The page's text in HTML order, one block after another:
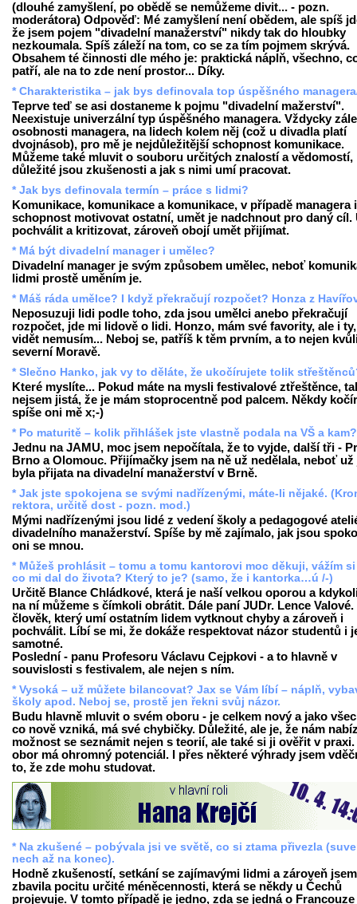
(dlouhé zamyšlení, po obědě se nemůžeme divit... - pozn.
moderátora) Odpověď: Mé zamyšlení není obědem, ale spíš
že jsem pojem "divadelní manažerství" nikdy tak do hloubky
nezkoumala. Spíš záleží na tom, co se za tím pojmem skrývá.
Obsahem té činnosti dle mého je: praktická náplň, všechno,
patří, ale na to zde není prostor... Díky.
* Charakteristika – jak bys definovala top úspěšného
Teprve teď se asi dostaneme k pojmu "divadelní mažerství".
Neexistuje univerzální typ úspěšného managera. Vždycky
osobnosti managera, na lidech kolem něj (což u divadla platí
dvojnásob), pro mě je nejdůležitější schopnost komunikace.
Můžeme také mluvit o souboru určitých znalostí a vědomostí,
důležité jsou zkušenosti a jak s nimi umí pracovat.
* Jak bys definovala termín – práce s lidmi?
Komunikace, komunikace a komunikace, v případě managera i
schopnost motivovat ostatní, umět je nadchnout pro daný cíl.
pochválit a kritizovat, zároveň obojí umět přijímat.
* Má být divadelní manager i umělec?
Divadelní manager je svým způsobem umělec, neboť
lidmi prostě uměním je.
* Máš ráda umělce? I když překračují rozpočet? Honza z
Neposuzuji lidi podle toho, zda jsou umělci anebo překračují
rozpočet, jde mi lidově o lidi. Honzo, mám své favority, ale i
vidět nemusím... Neboj se, patříš k těm prvním, a to nejen
severní Moravě.
* Slečno Hanko, jak vy to děláte, že ukočírujete tolik
Které myslíte... Pokud máte na mysli festivalové ztřeštěnce,
nejsem jistá, že je mám stoprocentně pod palcem. Někdy
spíše oni mě x;-)
* Po maturitě – kolik přihlášek jste vlastně podala na VŠ a kam?
Jednu na JAMU, moc jsem nepočítala, že to vyjde, další tři -
Brno a Olomouc. Přijímačky jsem na ně už nedělala, neboť už
byla přijata na divadelní manažerství v Brně.
* Jak jste spokojena se svými nadřízenými, máte-li nějaké.
rektora, určitě dost - pozn. mod.)
Mými nadřízenými jsou lidé z vedení školy a pedagogové
divadelního manažerství. Spíše by mě zajímalo, jak jsou
oni se mnou.
* Můžeš prohlásit – tomu a tomu kantorovi moc děkuji, vážím
co mi dal do života? Který to je? (samo, že i kantorka…ú /-)
Určitě Blance Chládkové, která je naší velkou oporou a
na ní můžeme s čímkoli obrátit. Dále paní JUDr. Lence Valové.
člověk, který umí ostatním lidem vytknout chyby a zároveň i
pochválit. Líbí se mi, že dokáže respektovat názor studentů i
samotné.
Poslední - panu Profesoru Václavu Cejpkovi - a to hlavně v
souvislosti s festivalem, ale nejen s ním.
* Vysoká – už můžete bilancovat? Jax se Vám líbí – náplň,
školy apod. Neboj se, prostě jen řekni svůj názor.
Budu hlavně mluvit o svém oboru - je celkem nový a jako
co nově vzniká, má své chybičky. Důležité, ale je, že nám
možnost se seznámit nejen s teorií, ale také si ji ověřit v praxi.
obor má ohromný potenciál. I přes některé výhrady jsem
to, že zde mohu studovat.
* Na zkušené – pobývala jsi ve světě, co si ztama přivezla
nech až na konec).
Hodně zkušeností, setkání se zajímavými lidmi a zároveň
zbavila pocitu určité méněcennosti, která se někdy u Čechů
projevuje. V tomto případě je jedno, zda se jedná o Francouze